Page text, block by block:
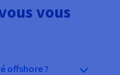
vous
offshore ?